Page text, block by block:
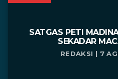
SATGAS PETI
SEKADAR
REDAKSI | 7